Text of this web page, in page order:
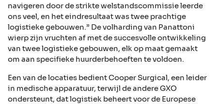
navigeren door de strikte welstandscommissie leerde
ons veel, en het eindresultaat was twee prachtige
logistieke gebouwen.” De volharding van Panattoni
wierp zijn vruchten af met de succesvolle ontwikkeling
van twee logistieke gebouwen, elk op maat gemaakt
om aan specifieke huurderbehoeften te voldoen.
Een van de locaties bedient Cooper Surgical, een leider
in medische apparatuur, terwijl de andere GXO
ondersteunt, dat logistiek beheert voor de Europese